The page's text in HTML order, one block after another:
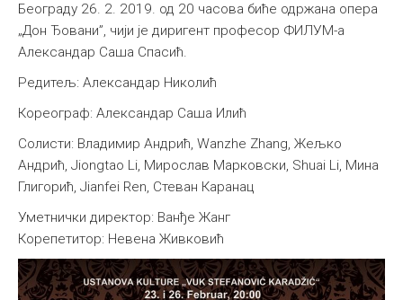
Београду 26. 2. 2019. од 20 часова биће одржана опера
„Дон Ђовани”, чији је диригент професор ФИЛУМ-а
Александар Саша Спасић.
Редитељ: Александар Николић
Кореограф: Александар Саша Илић
Солисти: Владимир Андрић, Wanzhe Zhang, Жељко
Андрић, Jiongtao Li, Мирослав Марковски, Shuai Li, Мина
Глигорић, Jianfei Ren, Стеван Каранац
Уметнички директор: Ванђе Жанг
Корепетитор: Невена Живковић